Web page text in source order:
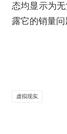
态均显示为
露它的销量问
虚拟现实